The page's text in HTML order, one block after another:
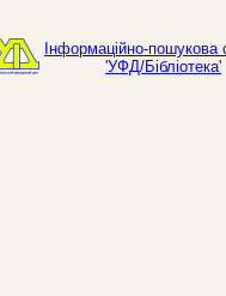
Інформаційно-пошукова
'УФД/Бібліотека'